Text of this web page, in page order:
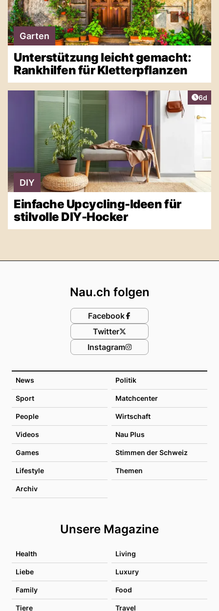
Garten
Unterstützung leicht gemacht:
Rankhilfen für Kletterpflanzen
6d
DIY
Einfache Upcycling-Ideen für
stilvolle DIY-Hocker
News Politik
Sport Matchcenter
People Wirtschaft
Videos Nau Plus
Games Stimmen der Schweiz
Lifestyle Themen
Archiv
Unsere Magazine
Health Living
Liebe Luxury
Family Food
Tiere Travel
Nau.ch folgen
Facebook
Twitter
Instagram